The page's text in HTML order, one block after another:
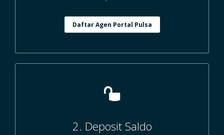
Daftar Agen Portal Pulsa
2. Deposit Saldo